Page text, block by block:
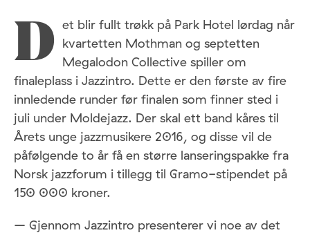
D et blir fullt trøkk på Park Hotel lørdag når
kvartetten Mothman og septetten
Megalodon Collective spiller om
finaleplass i Jazzintro. Dette er den første av fire
innledende runder før finalen som finner sted i
juli under Moldejazz. Der skal ett band kåres til
Årets unge jazzmusikere 2016, og disse vil de
påfølgende to år få en større lanseringspakke fra
Norsk jazzforum i tillegg til Gramo-stipendet på
150 000 kroner.
– Gjennom Jazzintro presenterer vi noe av det